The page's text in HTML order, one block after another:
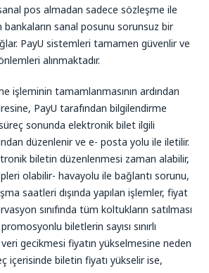
pos almadan sadece sözleşme ile
bankaların sanal posunu sorunsuz bir
PayU sistemleri tamamen güvenlir ve
alınmaktadır.
işleminin tamamlanmasının ardından
PayU tarafından bilgilendirme
sonunda elektronik bilet ilgili
düzenlenir ve e- posta yolu ile iletilir.
biletin düzenlenmesi zaman alabilir,
olabilir- havayolu ile bağlantı sorunu,
saatleri dışında yapılan işlemler, fiyat
sınıfında tüm koltukların satılması
biletlerin sayısı sınırlı
gecikmesi fiyatın yükselmesine neden
içerisinde biletin fiyatı yükselir ise,